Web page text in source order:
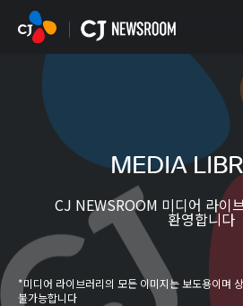
본문 바로가기
MEDIA
CJ NEWSROOM 미디어 라이
환영합니다
*미디어 라이브러리의 모든 이미지는 보도용이며
불가능합니다